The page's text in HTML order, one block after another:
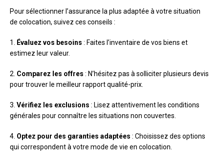
Pour sélectionner l’assurance la plus adaptée à votre situation
de colocation, suivez ces conseils :
1. Évaluez vos besoins : Faites l’inventaire de vos biens et
estimez leur valeur.
2. Comparez les offres : N’hésitez pas à solliciter plusieurs devis
pour trouver le meilleur rapport qualité-prix.
3. Vérifiez les exclusions : Lisez attentivement les conditions
générales pour connaître les situations non couvertes.
4. Optez pour des garanties adaptées : Choisissez des options
qui correspondent à votre mode de vie en colocation.